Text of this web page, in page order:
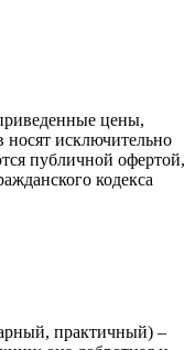
цены,
носят исключительно
публичной офертой,
кодекса
практичный) –